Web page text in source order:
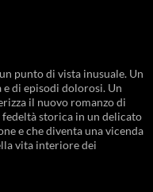
punto di vista inusuale. Un
di episodi dolorosi. Un
il nuovo romanzo di
fedeltà storica in un delicato
e che diventa una vicenda
vita interiore dei